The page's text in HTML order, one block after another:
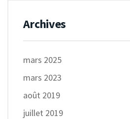
Archives
mars 2025
mars 2023
août 2019
juillet 2019